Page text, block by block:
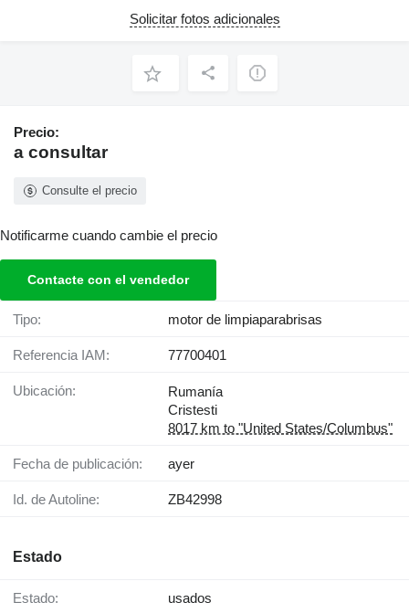
Solicitar fotos adicionales
Precio:
a consultar
Consulte el precio
Notificarme cuando cambie el precio
Contacte con el vendedor
Tipo: motor de limpiaparabrisas
Referencia IAM: 77700401
Ubicación:
Rumanía
Cristesti
8017 km to "United States/Columbus"
Fecha de publicación: ayer
Id. de Autoline: ZB42998
Estado
Estado: usados